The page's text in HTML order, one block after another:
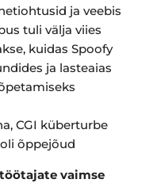
ja veebis
tuli välja viies
kuidas Spoofy
ja lasteaias
CGI küberturbe
õppejõud
vaimse